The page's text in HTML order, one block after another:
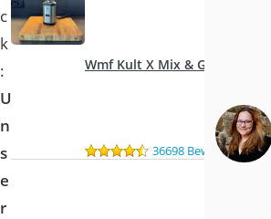
c
k
:
U
n
s
e
r
Wmf Kult X Mix & Go
36698 Bewertungen